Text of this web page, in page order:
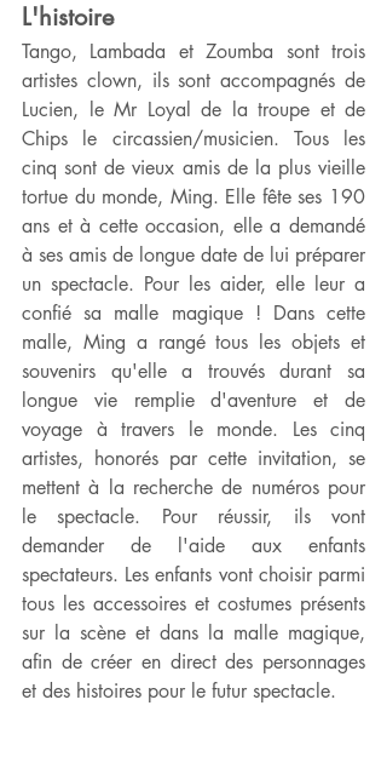
L'histoire
Tango, Lambada et Zoumba sont trois
artistes clown, ils sont accompagnés de
Lucien, le Mr Loyal de la troupe et de
Chips le circassien/musicien. Tous les
cinq sont de vieux amis de la plus vieille
tortue du monde, Ming. Elle fête ses 190
ans et à cette occasion, elle a demandé
à ses amis de longue date de lui préparer
un spectacle. Pour les aider, elle leur a
confié sa malle magique ! Dans cette
malle, Ming a rangé tous les objets et
souvenirs qu'elle a trouvés durant sa
longue vie remplie d'aventure et de
voyage à travers le monde. Les cinq
artistes, honorés par cette invitation, se
mettent à la recherche de numéros pour
le spectacle. Pour réussir, ils vont
demander de l'aide aux enfants
spectateurs. Les enfants vont choisir parmi
tous les accessoires et costumes présents
sur la scène et dans la malle magique,
afin de créer en direct des personnages
et des histoires pour le futur spectacle.